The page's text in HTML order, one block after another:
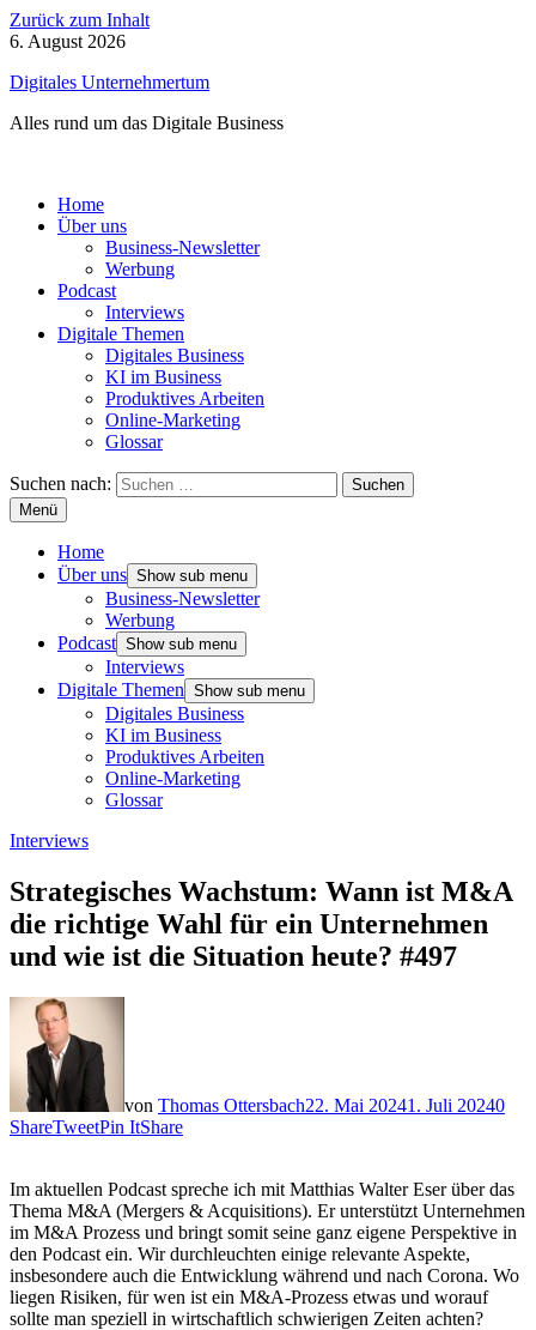
Zurück zum Inhalt
6. August 2026
Digitales Unternehmertum
Alles rund um das Digitale Business
Home
Über uns
Business-Newsletter
Werbung
Podcast
Interviews
Digitale Themen
Digitales Business
KI im Business
Produktives Arbeiten
Online-Marketing
Glossar
Suchen nach:
Menü
Home
Über uns Show sub menu
Business-Newsletter
Werbung
Podcast Show sub menu
Interviews
Digitale Themen Show sub menu
Digitales Business
KI im Business
Produktives Arbeiten
Online-Marketing
Glossar
Interviews
Strategisches Wachstum: Wann ist M&A
die richtige Wahl für ein Unternehmen
und wie ist die Situation heute? #497
von Thomas Ottersbach22. Mai 20241. Juli 20240
ShareTweetPin ItShare
Im aktuellen Podcast spreche ich mit Matthias Walter Eser über das
Thema M&A (Mergers & Acquisitions). Er unterstützt Unternehmen
im M&A Prozess und bringt somit seine ganz eigene Perspektive in
den Podcast ein. Wir durchleuchten einige relevante Aspekte,
insbesondere auch die Entwicklung während und nach Corona. Wo
liegen Risiken, für wen ist ein M&A-Prozess etwas und worauf
sollte man speziell in wirtschaftlich schwierigen Zeiten achten?